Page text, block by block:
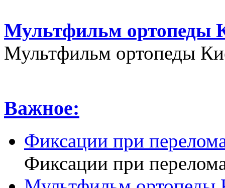
Мультфильм ортопеды
Мультфильм ортопеды
Важное:
Фиксации при
Фиксации при